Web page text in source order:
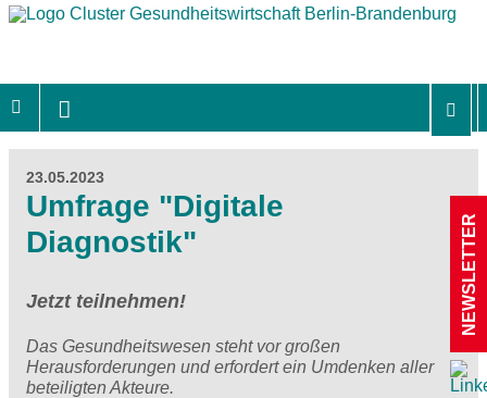
23.05.2023
Umfrage "Digitale
Diagnostik"
Jetzt teilnehmen!
Das Gesundheitswesen steht vor großen
Herausforderungen und erfordert ein Umdenken aller
beteiligten Akteure.
NEWSLETTER